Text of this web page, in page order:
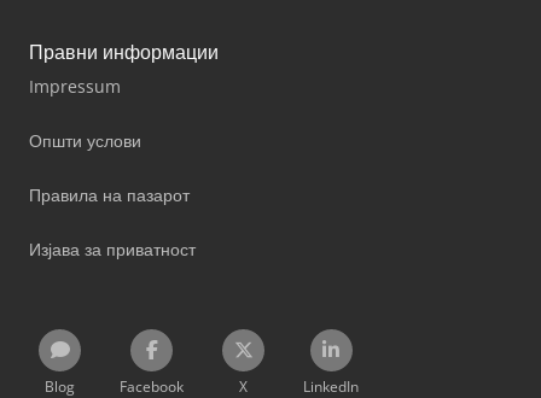
Правни информации
Impressum
Општи услови
Правила на пазарот
Изјава за приватност
Blog Facebook X LinkedIn